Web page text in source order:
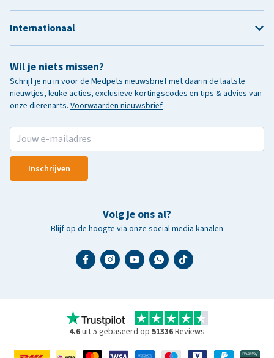
Wil je niets missen?
Schrijf je nu in voor de Medpets nieuwsbrief met daarin de laatste
nieuwtjes, leuke acties, exclusieve kortingscodes en tips & advies van
onze dierenarts. Voorwaarden nieuwsbrief
Inschrijven
Volg je ons al?
Blijf op de hoogte via onze social media kanalen
Internationaal
4.6uit 5 gebaseerd op 51336Reviews